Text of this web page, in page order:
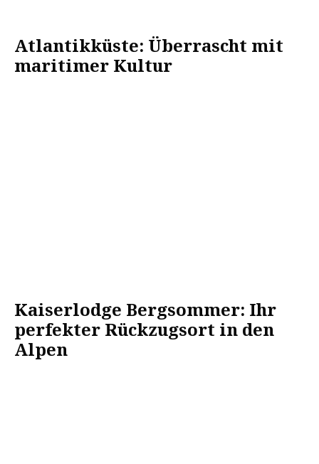
Atlantikküste: Überrascht mit
maritimer Kultur
Kaiserlodge Bergsommer: Ihr
perfekter Rückzugsort in den
Alpen